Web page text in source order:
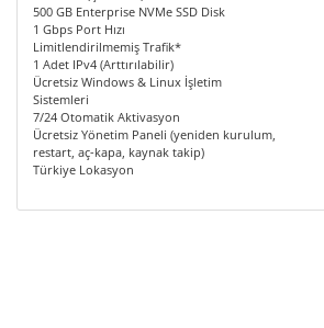
500 GB Enterprise NVMe SSD Disk
1 Gbps Port Hızı
Limitlendirilmemiş Trafik*
1 Adet IPv4 (Arttırılabilir)
Ücretsiz Windows & Linux İşletim
Sistemleri
7/24 Otomatik Aktivasyon
Ücretsiz Yönetim Paneli (yeniden kurulum,
restart, aç-kapa, kaynak takip)
Türkiye Lokasyon